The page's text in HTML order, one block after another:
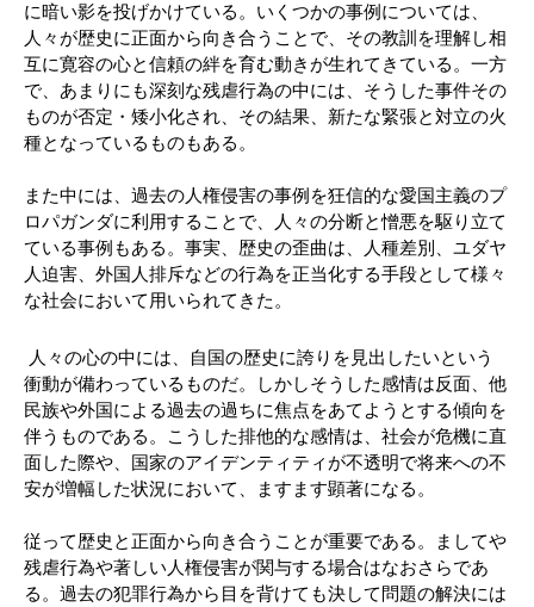
に暗い影を投げかけている。いくつかの事例については、
人々が歴史に正面から向き合うことで、その教訓を理解し相
互に寛容の心と信頼の絆を育む動きが生れてきている。一方
で、あまりにも深刻な残虐行為の中には、そうした事件その
ものが否定・矮小化され、その結果、新たな緊張と対立の火
種となっているものもある。
また中には、過去の人権侵害の事例を狂信的な愛国主義のプ
ロパガンダに利用することで、人々の分断と憎悪を駆り立て
ている事例もある。事実、歴史の歪曲は、人種差別、ユダヤ
人迫害、外国人排斥などの行為を正当化する手段として様々
な社会において用いられてきた。
人々の心の中には、自国の歴史に誇りを見出したいという
衝動が備わっているものだ。しかしそうした感情は反面、他
民族や外国による過去の過ちに焦点をあてようとする傾向を
伴うものである。こうした排他的な感情は、社会が危機に直
面した際や、国家のアイデンティティが不透明で将来への不
安が増幅した状況において、ますます顕著になる。
従って歴史と正面から向き合うことが重要である。ましてや
残虐行為や著しい人権侵害が関与する場合はなおさらであ
る。過去の犯罪行為から目を背けても決して問題の解決には